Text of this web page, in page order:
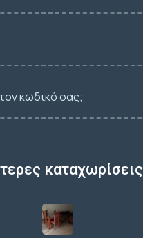
κωδικό σας;
καταχωρίσεις